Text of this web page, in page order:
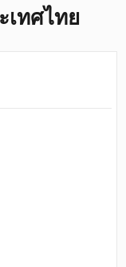
เทศไทย